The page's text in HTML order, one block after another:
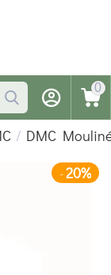
0
/ DMC
-20%